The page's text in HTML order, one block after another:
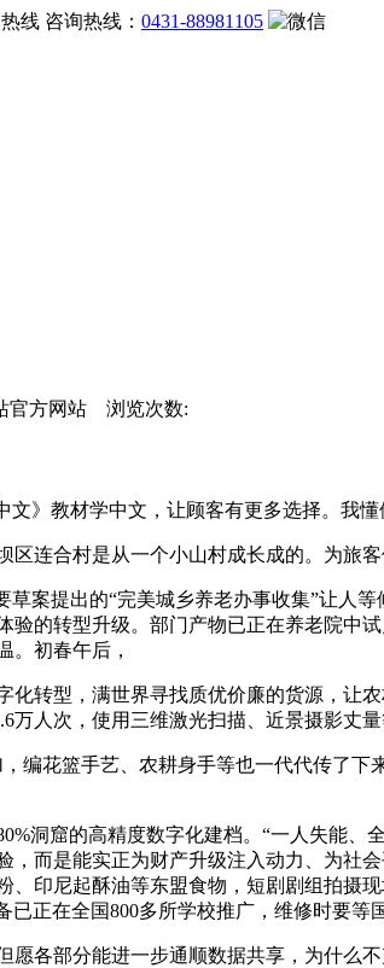
咨询热线： 0431-88981105
官方网站 浏览次数:
教材学中文，让顾客有更多选择。我懂
合村是从一个小山村成长成的。为旅客
提出的“完美城乡养老办事收集”让人
验的转型升级。部门产物已正在养老院
。初春午后，
型，满世界寻找质优价廉的货源，让
万人次，使用三维激光扫描、近景摄影丈
花篮手艺、农耕身手等也一代代传了下
窟的高精度数字化建档。“一人失能、
而是能实正为财产升级注入动力、为社
、印尼起酥油等东盟食物，短剧剧组拍摄
正在全国800多所学校推广，维修时要等
部分能进一步通顺数据共享，为什么不